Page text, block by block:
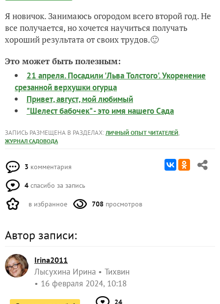
Я новичок. Занимаюсь огородом всего второй год. Не
все получается, но хочется научиться получать
хороший результата от своих трудов.🙂
Это может быть полезным:
21 апреля. Посадили 'Льва Толстого'. Укоренение
срезанной верхушки огурца
Привет, август, мой любимый
"Шелест бабочек" - это имя нашего Сада
ЗАПИСЬ РАЗМЕЩЕНА В РАЗДЕЛАХ: ЛИЧНЫЙ ОПЫТ ЧИТАТЕЛЕЙ,
ЖУРНАЛ САДОВОДА
3 комментария
4 спасибо за запись
в избранное 708 просмотров
Автор записи:
Irina2011
Лысухина Ирина
Тихвин
16 февраля 2024, 10:18
24